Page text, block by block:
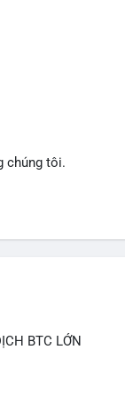
sát dòng tiền vào/
đòn bẩy cao
chúng tôi.
BTC LỚN